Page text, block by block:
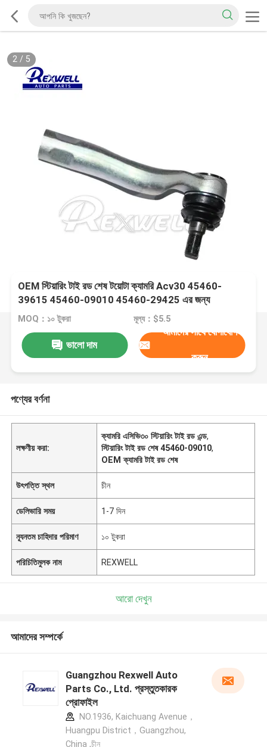
2/ 5
OEM স্টিয়ারিং টাই রড শেষ টয়োটা ক্যামরি Acv30 45460-
39615 45460-09010 45460-29425 এর জন্য
MOQ：১০ টুকরা মূল্য：$5.5
ভালো দাম
আমাদের সাথে যোগাযোগ
করুন
পণ্যের বর্ণনা
লক্ষণীয় করা:
ক্যামরি এসিভি৩০ স্টিয়ারিং টাই রড এন্ড,
স্টিয়ারিং টাই রড শেষ 45460-09010,
OEM ক্যামরি টাই রড শেষ
উৎপত্তি স্থল চীন
ডেলিভারি সময় 1-7 দিন
ন্যূনতম চাহিদার পরিমাণ ১০ টুকরা
পরিচিতিমুলক নাম REXWELL
আরো দেখুন
আমাদের সম্পর্কে
Guangzhou Rexwell Auto
Parts Co., Ltd. প্রস্তুতকারক
প্রোফাইল
NO.1936, Kaichuang Avenue，
Huangpu District，Guangzhou,
China ,চীন